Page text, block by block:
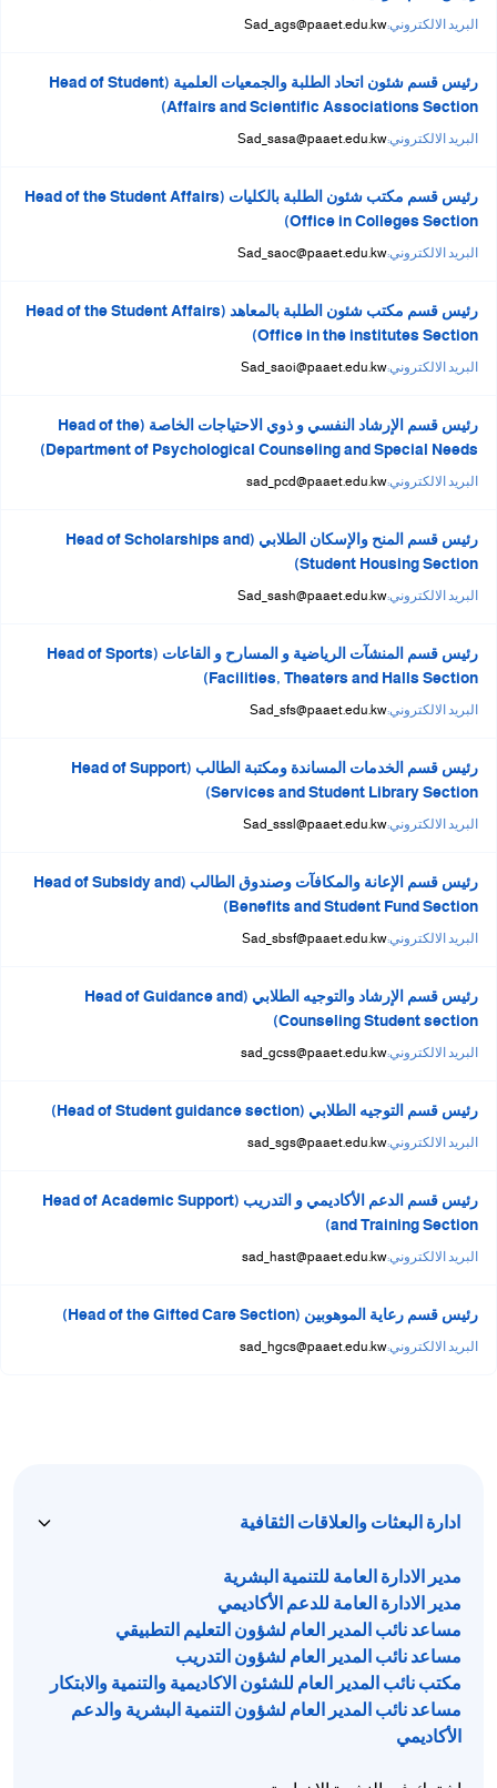
البريد الالكتروني:Sad_ags@paaet.edu.kw
رئيس قسم شئون اتحاد الطلبة والجمعيات العلمية (Head of Student
Affairs and Scientific Associations Section)
البريد الالكتروني:Sad_sasa@paaet.edu.kw
رئيس قسم مكتب شئون الطلبة بالكليات (Head of the Student Affairs
Office in Colleges Section)
البريد الالكتروني:Sad_saoc@paaet.edu.kw
رئيس قسم مكتب شئون الطلبة بالمعاهد (Head of the Student Affairs
Office in the institutes Section)
البريد الالكتروني:Sad_saoi@paaet.edu.kw
رئيس قسم الإرشاد النفسي و ذوي الاحتياجات الخاصة (Head of the
Department of Psychological Counseling and Special Needs)
البريد الالكتروني:sad_pcd@paaet.edu.kw
رئيس قسم المنح والإسكان الطلابي (Head of Scholarships and
Student Housing Section)
البريد الالكتروني:Sad_sash@paaet.edu.kw
رئيس قسم المنشآت الرياضية و المسارح و القاعات (Head of Sports
Facilities, Theaters and Halls Section)
البريد الالكتروني:Sad_sfs@paaet.edu.kw
رئيس قسم الخدمات المساندة ومكتبة الطالب (Head of Support
Services and Student Library Section)
البريد الالكتروني:Sad_sssl@paaet.edu.kw
رئيس قسم الإعانة والمكافآت وصندوق الطالب (Head of Subsidy and
Benefits and Student Fund Section)
البريد الالكتروني:Sad_sbsf@paaet.edu.kw
رئيس قسم الإرشاد والتوجيه الطلابي (Head of Guidance and
Counseling Student section)
البريد الالكتروني:sad_gcss@paaet.edu.kw
رئيس قسم التوجيه الطلابي (Head of Student guidance section)
البريد الالكتروني:sad_sgs@paaet.edu.kw
رئيس قسم الدعم الأكاديمي و التدريب (Head of Academic Support
and Training Section)
البريد الالكتروني:sad_hast@paaet.edu.kw
رئيس قسم رعاية الموهوبين (Head of the Gifted Care Section)
البريد الالكتروني:sad_hgcs@paaet.edu.kw
ادارة البعثات والعلاقات الثقافية
مدير الادارة العامة للتنمية البشرية
مدير الادارة العامة للدعم الأكاديمي
مساعد نائب المدير العام لشؤون التعليم التطبيقي
مساعد نائب المدير العام لشؤون التدريب
مكتب نائب المدير العام للشئون الاكاديمية والتنمية والابتكار
مساعد نائب المدير العام لشؤون التنمية البشرية والدعم
الأكاديمي